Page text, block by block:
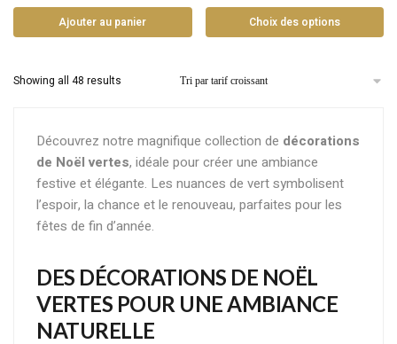
Ajouter au panier Choix des options
Showing all 48 results
Découvrez notre magnifique collection de décorations
de Noël vertes, idéale pour créer une ambiance
festive et élégante. Les nuances de vert symbolisent
l’espoir, la chance et le renouveau, parfaites pour les
fêtes de fin d’année.
DES DÉCORATIONS DE NOËL
VERTES POUR UNE AMBIANCE
NATURELLE